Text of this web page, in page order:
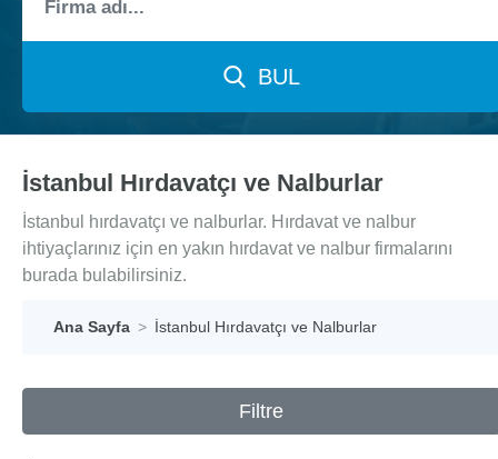
BUL
İstanbul Hırdavatçı ve Nalburlar
İstanbul hırdavatçı ve nalburlar. Hırdavat ve nalbur
ihtiyaçlarınız için en yakın hırdavat ve nalbur firmalarını
burada bulabilirsiniz.
Ana Sayfa İstanbul Hırdavatçı ve Nalburlar
Filtre